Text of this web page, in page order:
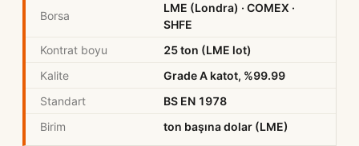
Borsa
LME (Londra) · COMEX ·
SHFE
Kontrat boyu
25 ton (LME lot)
Kalite
Grade A katot, %99.99
Standart
BS EN 1978
Birim
ton başına dolar (LME)